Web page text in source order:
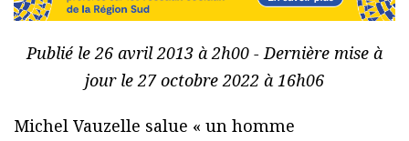
Publié le 26 avril 2013 à 2h00 - Dernière mise à
jour le 27 octobre 2022 à 16h06
Michel Vauzelle salue « un homme